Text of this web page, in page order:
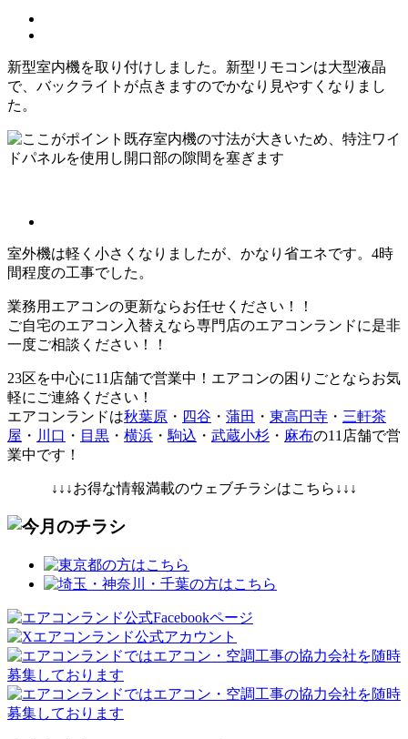
新型室内機を取り付けしました。新型リモコンは大型液晶
で、バックライトが点きますのでかなり見やすくなりまし
た。
既存室内機の寸法が大きいため、特注ワイ
ドパネルを使用し開口部の隙間を塞ぎます
室外機は軽く小さくなりましたが、かなり省エネです。4時
間程度の工事でした。
業務用エアコンの更新ならお任せください！！
ご自宅のエアコン入替えなら専門店のエアコンランドに是非
一度ご相談ください！！
23区を中心に11店舗で営業中！エアコンの困りごとならお気
軽にご連絡ください！
エアコンランドは秋葉原 ・ 四谷 ・ 蒲田 ・ 東高円寺 ・ 三軒茶
屋 ・ 川口 ・ 目黒 ・ 横浜 ・ 駒込 ・ 武蔵小杉 ・ 麻布の11店舗で営
業中です！
↓↓↓お得な情報満載のウェブチラシはこちら↓↓↓